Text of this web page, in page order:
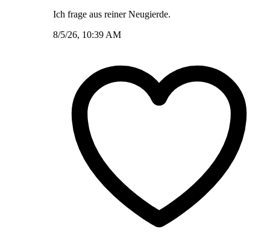
Ich frage aus reiner Neugierde.
8/5/26, 10:39 AM